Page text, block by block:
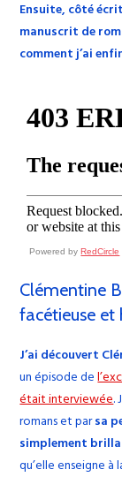
Ensuite, côté
manuscrit de
comment j’ai
Powered byRedCircle
Clémentine
facétieuse et
J’ai découvert
un épisode de
était interviewée.
romans et parsa
simplement
qu’elle enseigne à